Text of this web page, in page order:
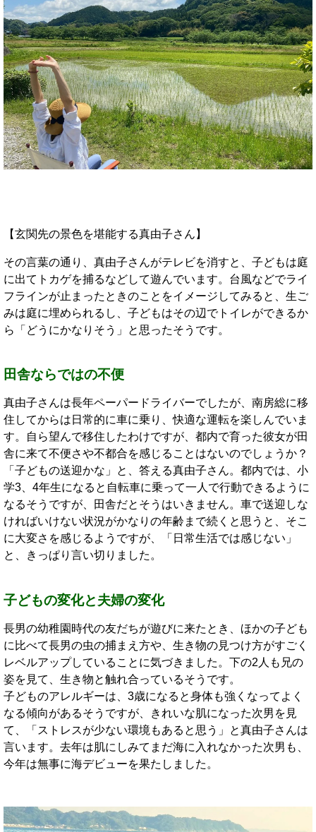
【玄関先の景色を堪能する真由子さん】
その言葉の通り、真由子さんがテレビを消すと、子どもは庭
に出てトカゲを捕るなどして遊んでいます。台風などでライ
フラインが止まったときのことをイメージしてみると、生ご
みは庭に埋められるし、子どもはその辺でトイレができるか
ら「どうにかなりそう」と思ったそうです。
田舎ならではの不便
真由子さんは長年ペーパードライバーでしたが、南房総に移
住してからは日常的に車に乗り、快適な運転を楽しんでいま
す。自ら望んで移住したわけですが、都内で育った彼女が田
舎に来て不便さや不都合を感じることはないのでしょうか？
「子どもの送迎かな」と、答える真由子さん。都内では、小
学3、4年生になると自転車に乗って一人で行動できるように
なるそうですが、田舎だとそうはいきません。車で送迎しな
ければいけない状況がかなりの年齢まで続くと思うと、そこ
に大変さを感じるようですが、「日常生活では感じない」
と、きっぱり言い切りました。
子どもの変化と夫婦の変化
長男の幼稚園時代の友だちが遊びに来たとき、ほかの子ども
に比べて長男の虫の捕まえ方や、生き物の見つけ方がすごく
レベルアップしていることに気づきました。下の2人も兄の
姿を見て、生き物と触れ合っているそうです。
子どものアレルギーは、3歳になると身体も強くなってよく
なる傾向があるそうですが、きれいな肌になった次男を見
て、「ストレスが少ない環境もあると思う」と真由子さんは
言います。去年は肌にしみてまだ海に入れなかった次男も、
今年は無事に海デビューを果たしました。